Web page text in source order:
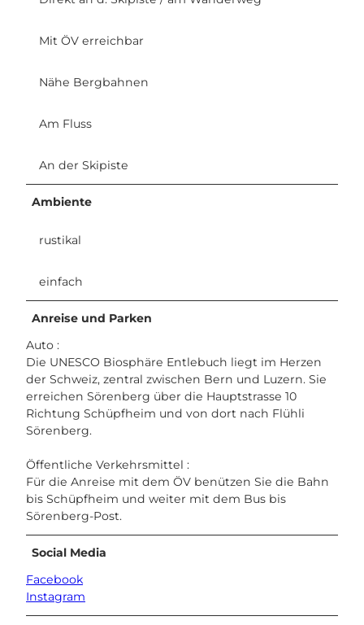
Mit ÖV erreichbar
Nähe Bergbahnen
Am Fluss
An der Skipiste
Ambiente
rustikal
einfach
Anreise und Parken
Auto :
Die UNESCO Biosphäre Entlebuch liegt im Herzen
der Schweiz, zentral zwischen Bern und Luzern. Sie
erreichen Sörenberg über die Hauptstrasse 10
Richtung Schüpfheim und von dort nach Flühli
Sörenberg.
Öffentliche Verkehrsmittel :
Für die Anreise mit dem ÖV benützen Sie die Bahn
bis Schüpfheim und weiter mit dem Bus bis
Sörenberg-Post.
Social Media
Facebook
Instagram